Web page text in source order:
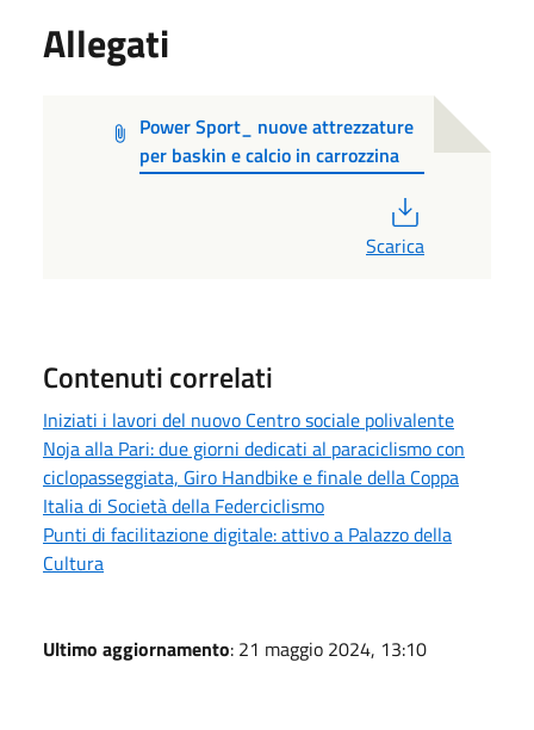
Allegati
Power Sport_ nuove attrezzature
per baskin e calcio in carrozzina
Scarica
Contenuti correlati
Iniziati i lavori del nuovo Centro sociale polivalente
Noja alla Pari: due giorni dedicati al paraciclismo con
ciclopasseggiata, Giro Handbike e finale della Coppa
Italia di Società della Federciclismo
Punti di facilitazione digitale: attivo a Palazzo della
Cultura
Ultimo aggiornamento: 21 maggio 2024, 13:10